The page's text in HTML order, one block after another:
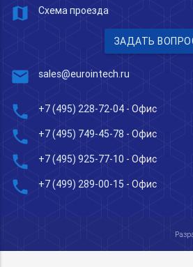
map Схема проезда
ЗАДАТЬ
mail sales@eurointech.ru
phone +7 (495) 228-72-04 - Офис
phone +7 (495) 749-45-78 - Офис
phone +7 (495) 925-77-10 - Офис
phone +7 (499) 289-00-15 - Офис